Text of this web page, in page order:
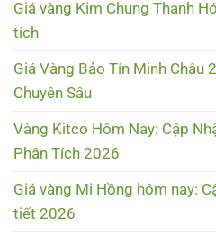
Giá vàng Kim Chung Thanh
tích
Giá Vàng Bảo Tín Minh Châu
Chuyên Sâu
Vàng Kitco Hôm Nay: Cập
Phân Tích 2026
Giá vàng Mi Hồng hôm nay:
tiết 2026